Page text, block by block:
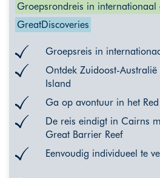
Groepsrondreis in internationaal
GreatDiscoveries
Groepsreis in
Ontdek Zuidoost-
Island
Ga op avontuur in het
De reis eindigt in Cairns
Great Barrier Reef
Eenvoudig individueel te